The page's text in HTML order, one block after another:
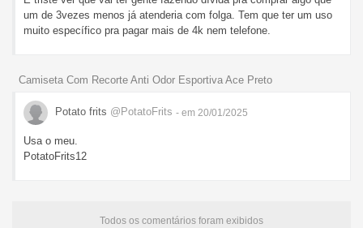
um de 3vezes menos já atenderia com folga. Tem que ter um uso
muito específico pra pagar mais de 4k nem telefone.
Camiseta Com Recorte Anti Odor Esportiva Ace Preto
Potato frits @PotatoFrits - em 20/01/2025
Usa o meu.
PotatoFrits12
Todos os comentários foram exibidos